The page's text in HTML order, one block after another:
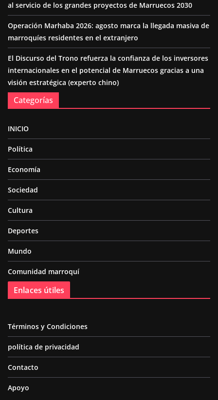
al servicio de los grandes proyectos de Marruecos 2030
Operación Marhaba 2026: agosto marca la llegada masiva de
marroquíes residentes en el extranjero
El Discurso del Trono refuerza la confianza de los inversores
internacionales en el potencial de Marruecos gracias a una
visión estratégica (experto chino)
Categorías
INICIO
Política
Economía
Sociedad
Cultura
Deportes
Mundo
Comunidad marroquí
Enlaces útiles
Términos y Condiciones
política de privacidad
Contacto
Apoyo